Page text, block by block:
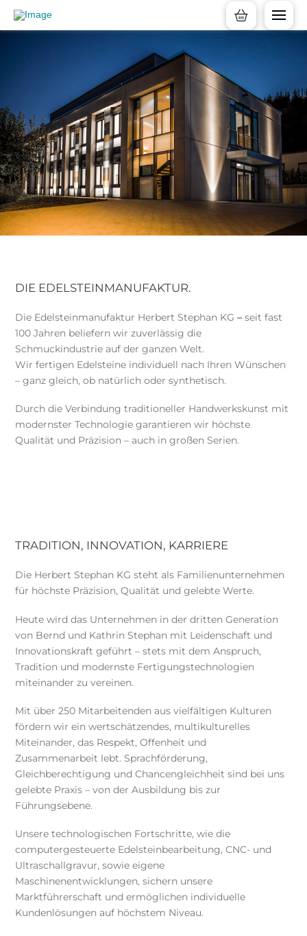
DIE EDELSTEINMANUFAKTUR.
Die Edelsteinmanufaktur Herbert Stephan KG–seit fast
100 Jahren beliefern wir zuverlässig die
Schmuckindustrie auf der ganzen Welt.
Wir fertigen Edelsteine individuell nach Ihren Wünschen
– ganz gleich, ob natürlich oder synthetisch.
Durch die Verbindung traditioneller Handwerkskunst mit
modernster Technologie garantieren wir höchste
Qualität und Präzision – auch in großen Serien.
TRADITION, INNOVATION, KARRIERE
Die Herbert Stephan KG steht als Familienunternehmen
für höchste Präzision, Qualität und gelebte Werte.
Heute wird das Unternehmen in der dritten Generation
von Bernd und Kathrin Stephan mit Leidenschaft und
Innovationskraft geführt – stets mit dem Anspruch,
Tradition und modernste Fertigungstechnologien
miteinander zu vereinen.
Mit über 250 Mitarbeitenden aus vielfältigen Kulturen
fördern wir ein wertschätzendes, multikulturelles
Miteinander, das Respekt, Offenheit und
Zusammenarbeit lebt. Sprachförderung,
Gleichberechtigung und Chancengleichheit sind bei uns
gelebte Praxis – von der Ausbildung bis zur
Führungsebene.
Unsere technologischen Fortschritte, wie die
computergesteuerte Edelsteinbearbeitung, CNC- und
Ultraschallgravur, sowie eigene
Maschinenentwicklungen, sichern unsere
Marktführerschaft und ermöglichen individuelle
Kundenlösungen auf höchstem Niveau.